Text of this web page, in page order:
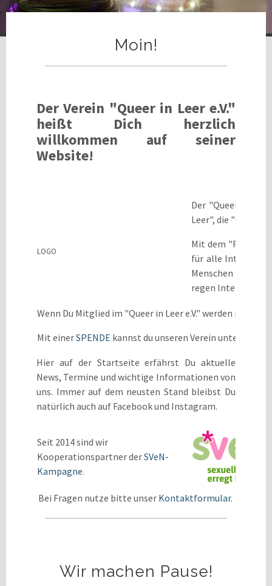
Moin!
Der Verein "Queer in Leer e.V."
heißt Dich herzlich
willkommen auf seiner
Website!
LOGO
Der "Queer in
Leer", die "Queere
Mit dem
für alle
Menschen und
regen Interesse.
Wenn Du Mitglied im "Queer in Leer e.V." werden
Mit einerSPENDE kannst du unseren Verein
Hier auf der Startseite erfährst Du aktuelle
News, Termine und wichtige Informationen von
uns. Immer auf dem neusten Stand bleibst Du
natürlich auch auf Facebook und Instagram.
Seit 2014 sind wir
Kooperationspartner derSVeN-
Kampagne.
Bei Fragen nutze bitte unser Kontaktformular.
Wir machen Pause!